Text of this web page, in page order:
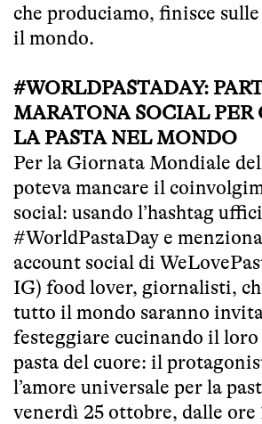
che produciamo, finisce
il mondo.
#WORLDPASTADAY:
MARATONA SOCIAL PER
LA PASTA NEL MONDO
Per la Giornata Mondiale
poteva mancare il
social: usando l’hashtag
#WorldPastaDay e
account social di
IG) food lover, giornalisti,
tutto il mondo saranno
festeggiare cucinando il
pasta del cuore: il
l’amore universale per la
venerdì 25 ottobre, dalle ore